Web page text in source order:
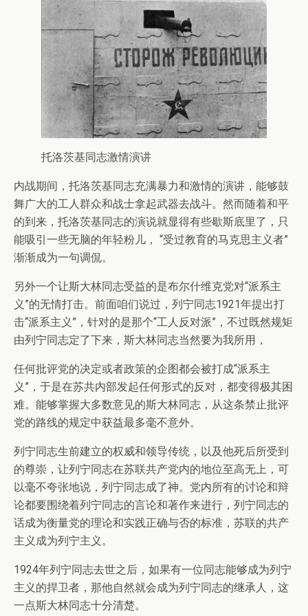
托洛茨基同志激情演讲
内战期间，托洛茨基同志充满暴力和激情的演讲，能够鼓
舞广大的工人群众和战士拿起武器去战斗。然而随着和平
的到来，托洛茨基同志的演说就显得有些歇斯底里了，只
能吸引一些无脑的年轻粉儿， “受过教育的马克思主义者”
渐渐成为一句调侃。
另外一个让斯大林同志受益的是布尔什维克党对“派系主
义”的无情打击。前面咱们说过，列宁同志1921年提出打
击“派系主义”，针对的是那个“工人反对派”，不过既然规矩
由列宁同志定了下来，斯大林同志当然要为我所用，
任何批评党的决定或者政策的企图都会被打成“派系主
义”，于是在苏共内部发起任何形式的反对，都变得极其困
难。能够掌握大多数意见的斯大林同志，从这条禁止批评
党的路线的规定中获益最多毫不意外。
列宁同志生前建立的权威和领导传统，以及他死后所受到
的尊崇，让列宁同志在苏联共产党内的地位至高无上，可
以毫不夸张地说，列宁同志成了神。党内所有的讨论和辩
论都要围绕着列宁同志的言论和著作来进行，列宁同志的
话成为衡量党的理论和实践正确与否的标准，苏联的共产
主义成为列宁主义。
1924年列宁同志去世之后，如果有一位同志能够成为列宁
主义的捍卫者，那他自然就会成为列宁同志的继承人，这
一点斯大林同志十分清楚。